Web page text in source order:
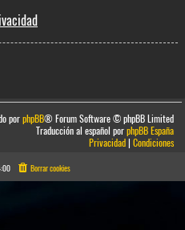
porphpBB® Forum Software © phpBB Limited
Traducción al español porphpBB España
Privacidad|Condiciones
Borrar cookies